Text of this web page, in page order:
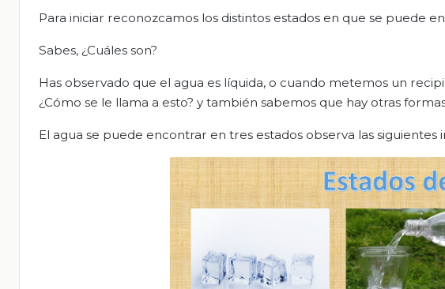
Para iniciar reconozcamos los distintos estados en que se puede
Sabes, ¿Cuáles son?
Has observado que el agua es líquida, o cuando metemos un
¿Cómo se le llama a esto? y también sabemos que hay otras
El agua se puede encontrar en tres estados observa las siguientes